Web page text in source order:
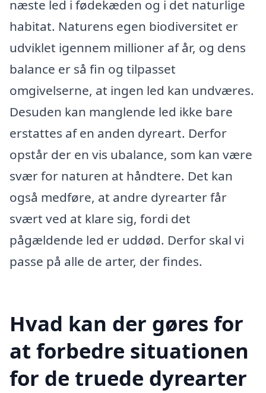
næste led i fødekæden og i det naturlige
habitat. Naturens egen biodiversitet er
udviklet igennem millioner af år, og dens
balance er så fin og tilpasset
omgivelserne, at ingen led kan undværes.
Desuden kan manglende led ikke bare
erstattes af en anden dyreart. Derfor
opstår der en vis ubalance, som kan være
svær for naturen at håndtere. Det kan
også medføre, at andre dyrearter får
svært ved at klare sig, fordi det
pågældende led er uddød. Derfor skal vi
passe på alle de arter, der findes.
Hvad kan der gøres for
at forbedre situationen
for de truede dyrearter